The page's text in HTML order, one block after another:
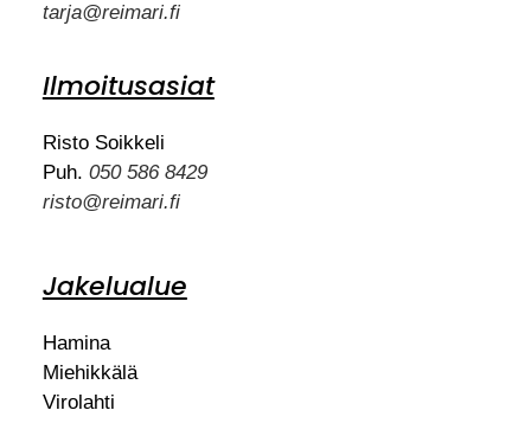
tarja@reimari.fi
Ilmoitusasiat
Risto Soikkeli
Puh. 050 586 8429
risto@reimari.fi
Jakelualue
Hamina
Miehikkälä
Virolahti